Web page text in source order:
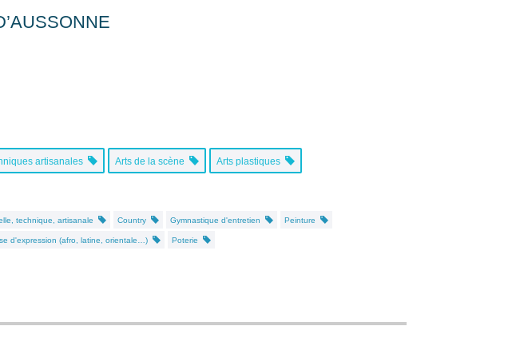
artisanales Arts de la scène Arts plastiques
technique, artisanale Country Gymnastique d'entretien Peinture
d'expression (afro, latine, orientale…) Poterie